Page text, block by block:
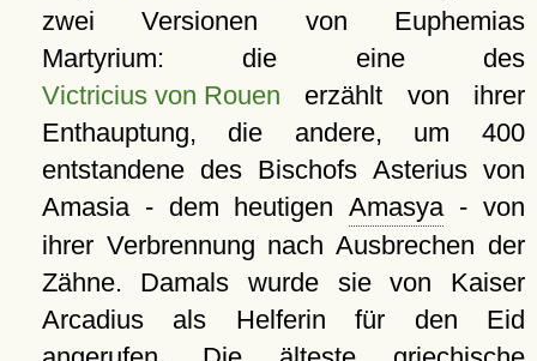
zwei Versionen von Euphemias
Martyrium: die eine des
Victricius von Rouen erzählt von ihrer
Enthauptung, die andere, um 400
entstandene des Bischofs Asterius von
Amasia - dem heutigenAmasya - von
ihrer Verbrennung nach Ausbrechen der
Zähne. Damals wurde sie von Kaiser
Arcadius als Helferin für den Eid